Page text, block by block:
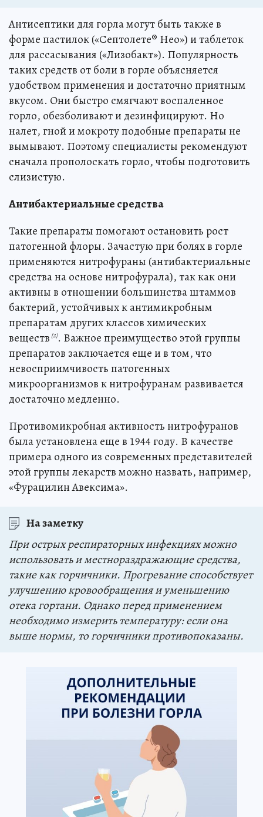
Антисептики для горла могут быть также в
форме пастилок («Септолете® Нео») и таблеток
для рассасывания («Лизобакт»). Популярность
таких средств от боли в горле объясняется
удобством применения и достаточно приятным
вкусом. Они быстро смягчают воспаленное
горло, обезболивают и дезинфицируют. Но
налет, гной и мокроту подобные препараты не
вымывают. Поэтому специалисты рекомендуют
сначала прополоскать горло, чтобы подготовить
слизистую.
Антибактериальные средства
Такие препараты помогают остановить рост
патогенной флоры. Зачастую при болях в горле
применяются нитрофураны (антибактериальные
средства на основе нитрофурала), так как они
активны в отношении большинства штаммов
бактерий, устойчивых к антимикробным
препаратам других классов химических
веществ [2]. Важное преимущество этой группы
препаратов заключается еще и в том, что
невосприимчивость патогенных
микроорганизмов к нитрофуранам развивается
достаточно медленно.
Противомикробная активность нитрофуранов
была установлена еще в 1944 году. В качестве
примера одного из современных представителей
этой группы лекарств можно назвать, например,
«Фурацилин Авексима».
На заметку
При острых респираторных инфекциях можно
использовать и местнораздражающие средства,
такие как горчичники. Прогревание способствует
улучшению кровообращения и уменьшению
отека гортани. Однако перед применением
необходимо измерить температуру: если она
выше нормы, то горчичники противопоказаны.